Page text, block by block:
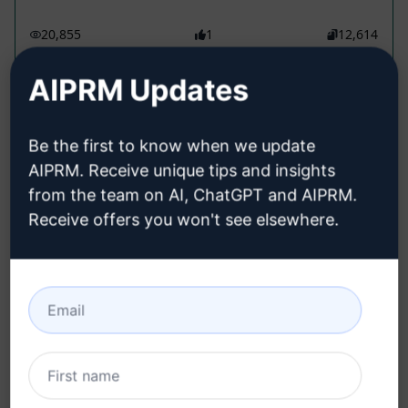
20,855 1 12,614
luisreinosodev
HANDEL: Indikator- und
Strategieersteller
Backend Development Prompts
23,916 11,758
AIPRM Updates
Be the first to know when we update
AIPRM. Receive unique tips and insights
from the team on AI, ChatGPT and AIPRM.
Receive offers you won't see elsewhere.